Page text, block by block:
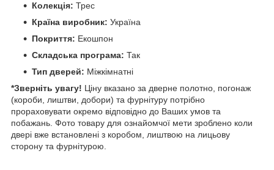
Колекція: Трес
Країна виробник: Україна
Покриття: Екошпон
Складська програма: Так
Тип дверей: Міжкімнатні
*Зверніть увагу! Ціну вказано за дверне полотно, погонаж
(короби, лиштви, добори) та фурнітуру потрібно
прораховувати окремо відповідно до Ваших умов та
побажань. Фото товару для ознайомчої мети зроблено коли
двері вже встановлені з коробом, лиштвою на лицьову
сторону та фурнітурою.